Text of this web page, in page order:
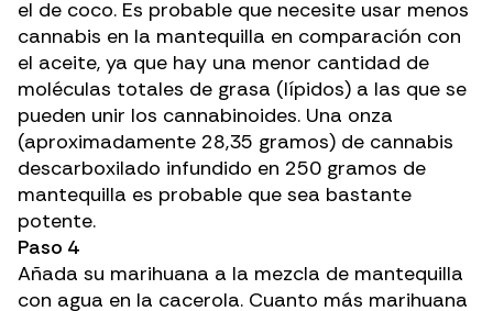
el de coco. Es probable que necesite usar menos
cannabis en la mantequilla en comparación con
el aceite, ya que hay una menor cantidad de
moléculas totales de grasa (lípidos) a las que se
pueden unir los cannabinoides. Una onza
(aproximadamente 28,35 gramos) de cannabis
descarboxilado infundido en 250 gramos de
mantequilla es probable que sea bastante
potente.
Paso 4
Añada su marihuana a la mezcla de mantequilla
con agua en la cacerola. Cuanto más marihuana